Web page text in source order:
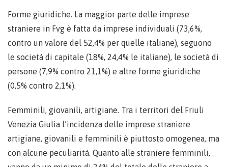
Forme giuridiche. La maggior parte delle imprese
straniere in Fvg è fatta da imprese individuali (73,6%,
contro un valore del 52,4% per quelle italiane), seguono
le società di capitale (18%, 24,4% le italiane), le società di
persone (7,9% contro 21,1%) e altre forme giuridiche
(0,5% contro 2,1%).
Femminili, giovanili, artigiane. Tra i territori del Friuli
Venezia Giulia l’incidenza delle imprese straniere
artigiane, giovanili e femminili è piuttosto omogenea, ma
con alcune peculiarità. Quanto alle straniere femminili,